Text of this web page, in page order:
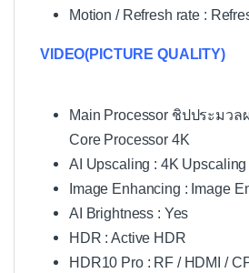
Motion / Refresh rate :
VIDEO(PICTURE QUALITY)
Main Processor ชิปประมวล
Core Processor 4K
AI Upscaling : 4K Upscaling
Image Enhancing : Image
AI Brightness : Yes
HDR : Active HDR
HDR10 Pro : RF / HDMI /